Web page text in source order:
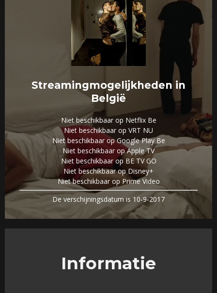
Streamingmogelijkheden in
België
Niet beschikbaar op Netflix Be
Niet beschikbaar op VRT NU
Niet beschikbaar op Google Play Be
Niet beschikbaar op Apple TV
Niet beschikbaar op BE TV GO
Niet beschikbaar op Disney+
Niet beschikbaar op Prime Video
De verschijningsdatum is 10-9-2017
Informatie